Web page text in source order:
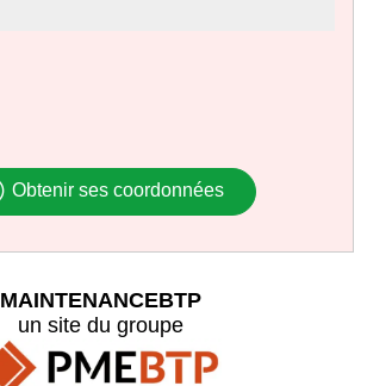
Obtenir ses coordonnées
MAINTENANCEBTP
un site du groupe